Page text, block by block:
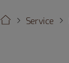
Service